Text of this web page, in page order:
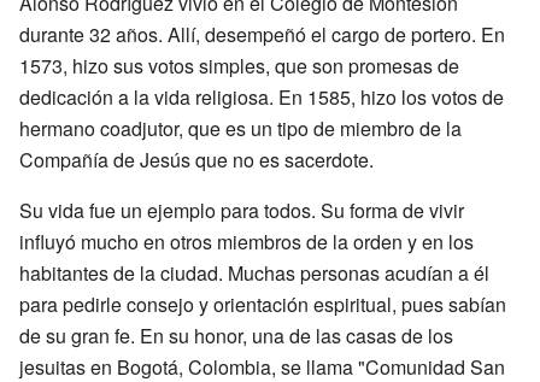
durante 32 años. Allí, desempeñó el cargo de portero. En
1573, hizo sus votos simples, que son promesas de
dedicación a la vida religiosa. En 1585, hizo los votos de
hermano coadjutor, que es un tipo de miembro de la
Compañía de Jesús que no es sacerdote.
Su vida fue un ejemplo para todos. Su forma de vivir
influyó mucho en otros miembros de la orden y en los
habitantes de la ciudad. Muchas personas acudían a él
para pedirle consejo y orientación espiritual, pues sabían
de su gran fe. En su honor, una de las casas de los
jesuitas en Bogotá, Colombia, se llama "Comunidad San